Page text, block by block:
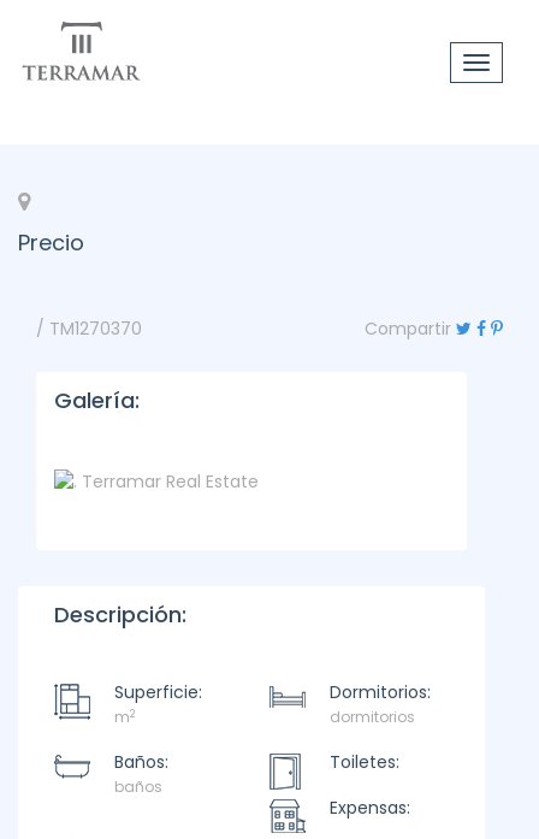
Toggle
Precio
/ TM1270370 Compartir
Galería:
Descripción:
Superficie:
m2
Dormitorios:
dormitorios
Baños:
baños
Toiletes:
Expensas: